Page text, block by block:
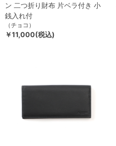
ン 二つ折り財布 片ベラ付き 小
銭入れ付
（チョコ）
￥11,000(税込)